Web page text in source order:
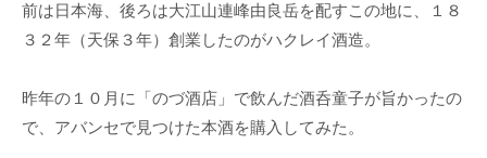
前は日本海、後ろは大江山連峰由良岳を配すこの地に、１８
３２年（天保３年）創業したのがハクレイ酒造。
昨年の１０月に「のづ酒店」で飲んだ酒呑童子が旨かったの
で、アバンセで見つけた本酒を購入してみた。